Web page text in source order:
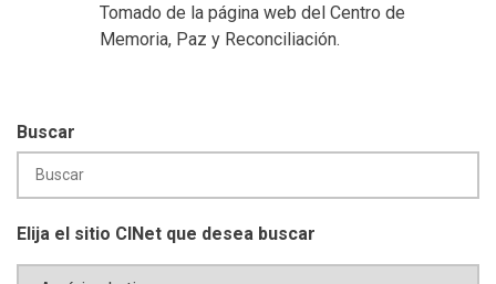
Tomado de la página web del Centro de
Memoria, Paz y Reconciliación.
Buscar
Elija el sitio CINet que desea buscar